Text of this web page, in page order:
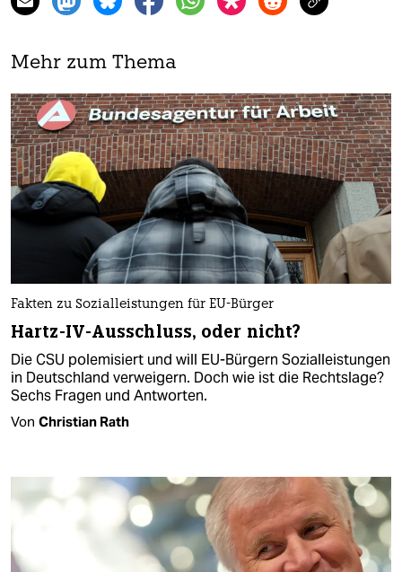
Mehr zum Thema
Fakten zu Sozialleistungen für EU-Bürger
Hartz-IV-Ausschluss, oder nicht?
Die CSU polemisiert und will EU-Bürgern Sozialleistungen
in Deutschland verweigern. Doch wie ist die Rechtslage?
Sechs Fragen und Antworten.
Von Christian Rath